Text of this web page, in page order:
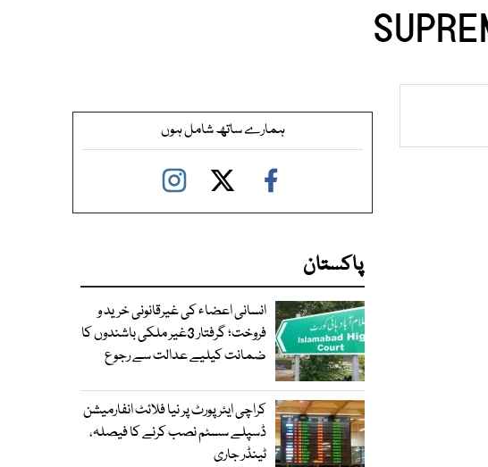
ہمارے ساتھ شامل ہوں
پاکستان
انسانی اعضاء کی غیرقانونی خرید و
فروخت؛ گرفتار 3غیر ملکی باشندوں کا
ضمانت کیلیے عدالت سے رجوع
کراچی ایئرپورٹ پر نیا فلائٹ انفارمیشن
ڈسپلے سسٹم نصب کرنے کا فیصلہ،
ٹینڈر جاری